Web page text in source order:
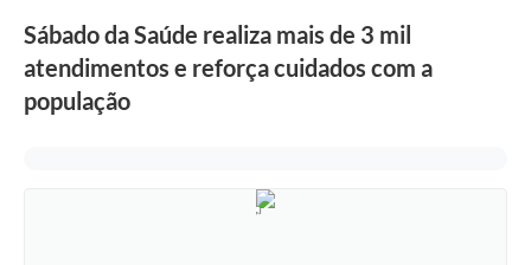
Arvorômetro
Secretarias/Departamentos
Sábado da Saúde realiza mais de 3 mil
atendimentos e reforça cuidados com a
população